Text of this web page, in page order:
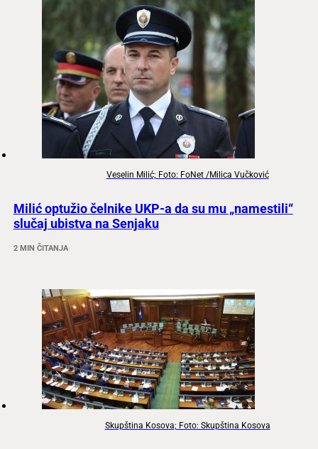
Veselin Milić; Foto: FoNet /Milica Vučković
Milić optužio čelnike UKP-a da su mu „namestili“
slučaj ubistva na Senjaku
2 MIN ČITANJA
Skupština Kosova; Foto: Skupština Kosova